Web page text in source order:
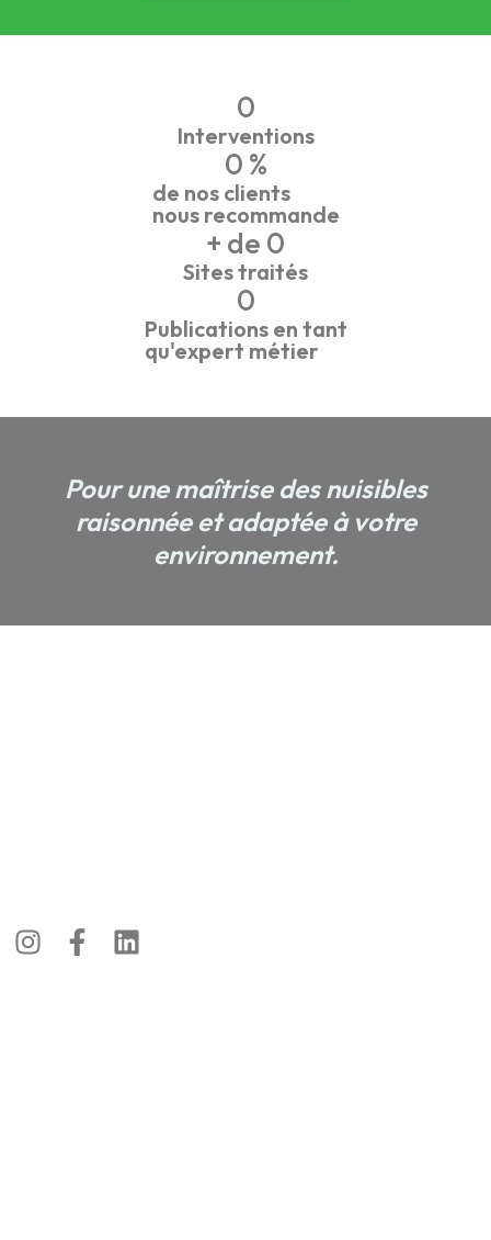
Interventions
0
de nos clients
nous recommande
0 %
Sites traités
+ de 0
Publications en tant
qu'expert métier
0
Pour une maîtrise des nuisibles
raisonnée et adaptée à votre
environnement.